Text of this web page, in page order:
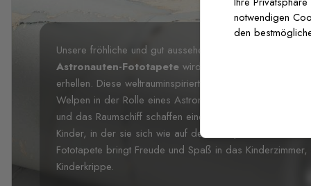
Unsere fröhliche und gut aussehende
Astronauten-Fototapete wird das Kinderzimmer mit
erhellen. Diese weltrauminspirierte Fototapete zeigt
Welpen in der Rolle eines Astronauten, der so lieblich
und das Raumschiff schaffen eine außergewöhnliche
Kinder, in der sie sich wie auf der Weltspitze fühlen und
Fototapete bringt Freude und Spaß in das
Kinderkrippe.
notwendigen
den